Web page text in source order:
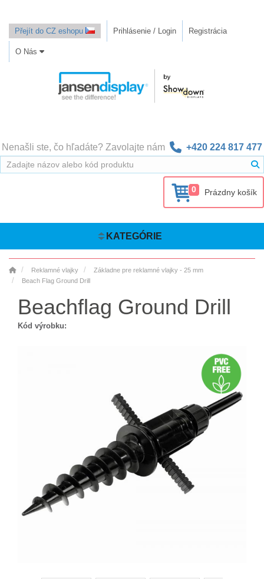
Přejít do CZ eshopu Prihlásenie / Login Registrácia
O Nás
Nenašli ste, čo hľadáte? Zavolajte nám +420 224 817 477
0 Prázdny košík
KATEGÓRIE
Reklamné vlajky
Základne pre reklamné vlajky - 25 mm
Beach Flag Ground Drill
Beachflag Ground Drill
Kód výrobku: